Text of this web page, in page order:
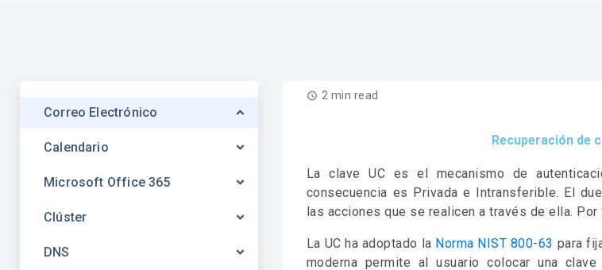
Correo Electrónico
Calendario
Microsoft Office 365
Clúster
DNS
2 min read
Recuperación de
La clave UC es el mecanismo de
consecuencia es Privada e Intransferible. El
las acciones que se realicen a través de ella. Por
La UC ha adoptado la Norma NIST 800-63 para
moderna permite al usuario colocar una